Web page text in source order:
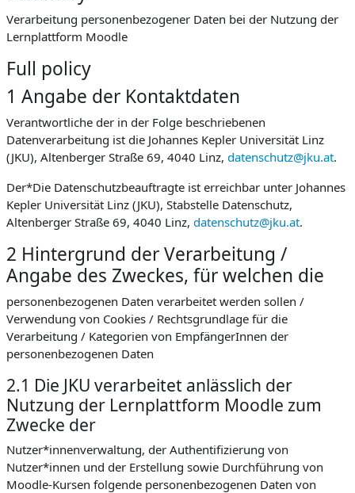
Verarbeitung personenbezogener Daten bei der Nutzung der
Lernplattform Moodle
Full policy
1 Angabe der Kontaktdaten
Verantwortliche der in der Folge beschriebenen
Datenverarbeitung ist die Johannes Kepler Universität Linz
(JKU), Altenberger Straße 69, 4040 Linz, datenschutz@jku.at.
Der*Die Datenschutzbeauftragte ist erreichbar unter Johannes
Kepler Universität Linz (JKU), Stabstelle Datenschutz,
Altenberger Straße 69, 4040 Linz, datenschutz@jku.at.
2 Hintergrund der Verarbeitung /
Angabe des Zweckes, für welchen die
personenbezogenen Daten verarbeitet werden sollen /
Verwendung von Cookies / Rechtsgrundlage für die
Verarbeitung / Kategorien von EmpfängerInnen der
personenbezogenen Daten
2.1 Die JKU verarbeitet anlässlich der
Nutzung der Lernplattform Moodle zum
Zwecke der
Nutzer*innenverwaltung, der Authentifizierung von
Nutzer*innen und der Erstellung sowie Durchführung von
Moodle-Kursen folgende personenbezogenen Daten von